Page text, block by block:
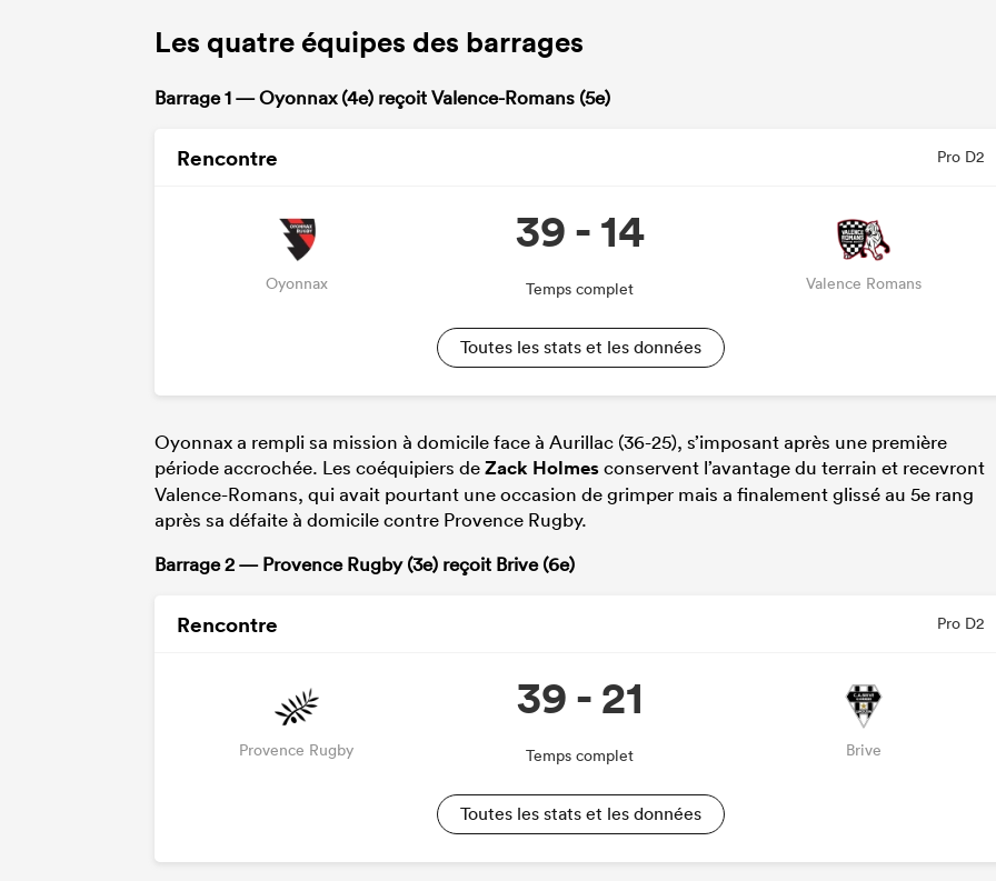
Les quatre équipes des barrages
Barrage 1 — Oyonnax (4e) reçoit Valence-Romans (5e)
Rencontre Pro D2
Oyonnax
39 - 14
Temps complet Valence Romans
Toutes les stats et les données
Oyonnax a rempli sa mission à domicile face à Aurillac (36-25), s’imposant après une première
période accrochée. Les coéquipiers deZack Holmesconservent l’avantage du terrain et recevront
Valence-Romans, qui avait pourtant une occasion de grimper mais a finalement glissé au 5e rang
après sa défaite à domicile contre Provence Rugby.
Barrage 2 — Provence Rugby (3e) reçoit Brive (6e)
Rencontre Pro D2
Provence Rugby
39 - 21
Temps complet Brive
Toutes les stats et les données